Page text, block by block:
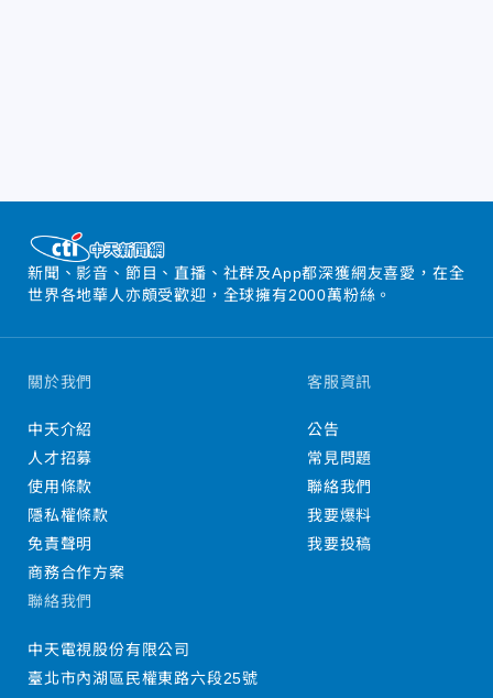
新聞、影音、節目、直播、社群及App都深獲網友喜愛，在全
世界各地華人亦頗受歡迎，全球擁有2000萬粉絲。
關於我們
中天介紹
人才招募
使用條款
隱私權條款
免責聲明
商務合作方案
客服資訊
公告
常見問題
聯絡我們
我要爆料
我要投稿
聯絡我們
中天電視股份有限公司
臺北市內湖區民權東路六段25號